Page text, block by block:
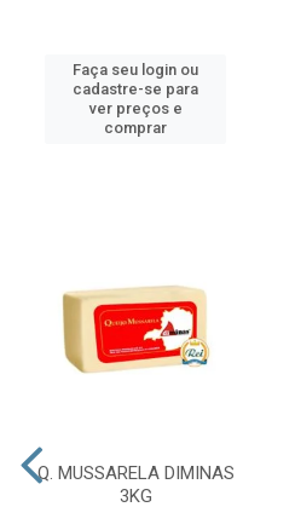
Faça seu login ou
cadastre-se para
ver preços e
comprar
Q. MUSSARELA DIMINAS
3KG